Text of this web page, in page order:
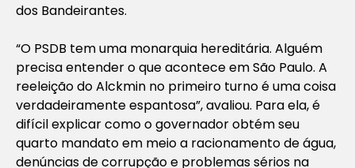
dos Bandeirantes.
“O PSDB tem uma monarquia hereditária. Alguém
precisa entender o que acontece em São Paulo. A
reeleição do Alckmin no primeiro turno é uma coisa
verdadeiramente espantosa”, avaliou. Para ela, é
difícil explicar como o governador obtém seu
quarto mandato em meio a racionamento de água,
denúncias de corrupção e problemas sérios na